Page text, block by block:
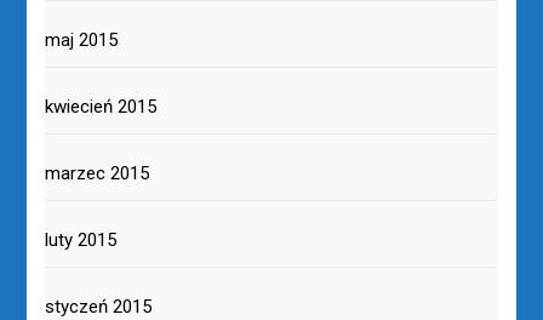
maj 2015
kwiecień 2015
marzec 2015
luty 2015
styczeń 2015